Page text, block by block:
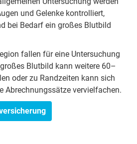
Zusatzkosten
Tierarztkosten zusammen?
sollte man rechnen?
Tierarztkosten vermeiden?
Häufige Fragen
und Gelenke kontrolliert,
bei Bedarf ein großes Blutbild
fallen für eine Untersuchung
Blutbild kann weitere 60–
oder zu Randzeiten kann sich
Abrechnungssätze vervielfachen.